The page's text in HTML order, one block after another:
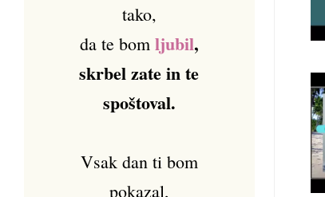
tako,
da te bom ljubil,
skrbel zate in te
spoštoval.
Vsak dan ti bom
pokazal,